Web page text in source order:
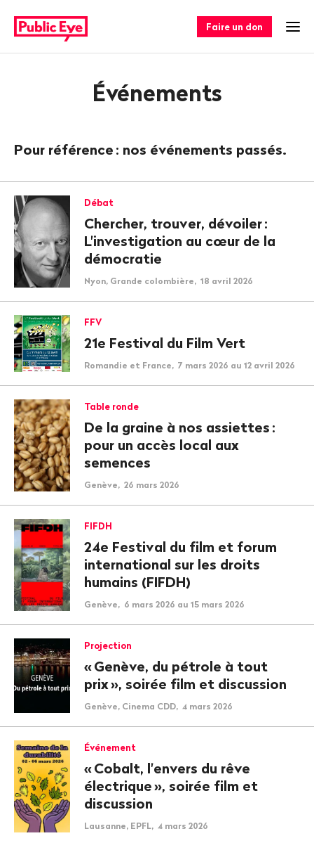
sur
publiceye.ch
rapide
Faire un don
Événements
Pour référence : nos événements passés.
Débat
Chercher, trouver, dévoiler:
L'investigation au cœur de la
démocratie
Nyon, Grande colombière, 18 avril 2026
FFV
21e Festival du Film Vert
Romandie et France, 7 mars 2026 au 12 avril 2026
Table ronde
De la graine à nos assiettes :
pour un accès local aux
semences
Genève, 26 mars 2026
FIFDH
24e Festival du film et forum
international sur les droits
humains (FIFDH)
Genève, 6 mars 2026 au 15 mars 2026
Projection
«Genève, du pétrole à tout
prix», soirée film et discussion
Genève, Cinema CDD, 4 mars 2026
Événement
«Cobalt, l'envers du rêve
électrique», soirée film et
discussion
Lausanne, EPFL, 4 mars 2026